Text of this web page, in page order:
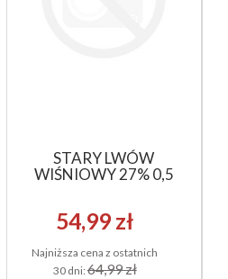
STARY LWÓW
WIŚNIOWY 27% 0,5
54,99 zł
Najniższa cena z ostatnich
30 dni:64,99 zł